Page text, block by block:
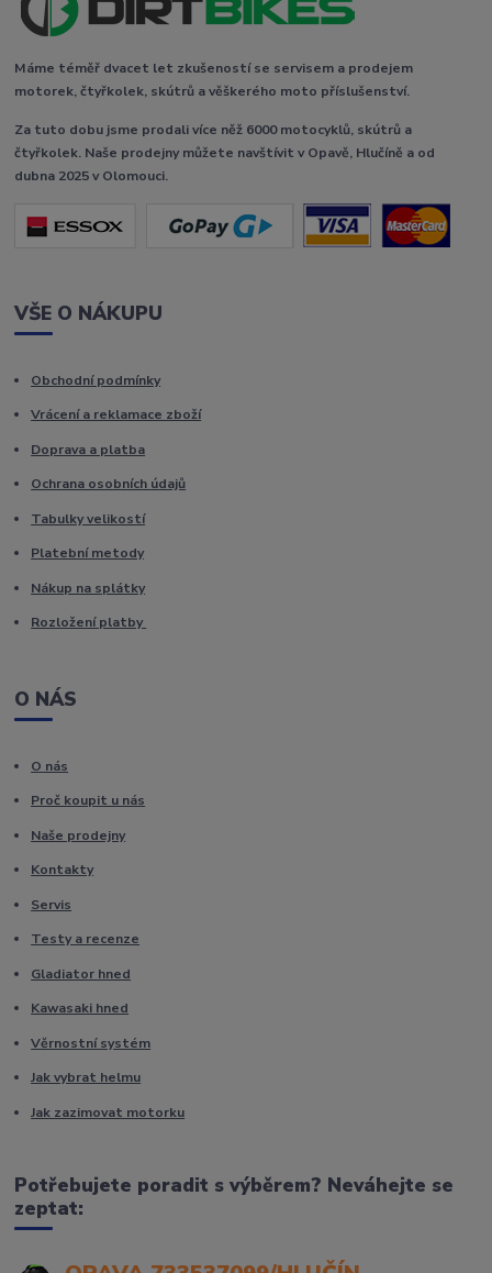
Máme téměř dvacet let zkušeností se servisem a prodejem
motorek, čtyřkolek, skútrů a věškerého moto příslušenství.
Za tuto dobu jsme prodali více něž 6000 motocyklů, skútrů a
čtyřkolek. Naše prodejny můžete navštívit v Opavě, Hlučíně a od
dubna 2025 v Olomouci.
VŠE O NÁKUPU
Obchodní podmínky
Vrácení a reklamace zboží
Doprava a platba
Ochrana osobních údajů
Tabulky velikostí
Platební metody
Nákup na splátky
Rozložení platby
O NÁS
O nás
Proč koupit u nás
Naše prodejny
Kontakty
Servis
Testy a recenze
Gladiator hned
Kawasaki hned
Věrnostní systém
Jak vybrat helmu
Jak zazimovat motorku
Potřebujete poradit s výběrem? Neváhejte se
zeptat: